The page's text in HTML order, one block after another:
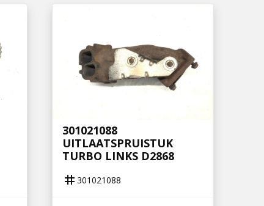
301021088
UITLAATSPRUISTUK
TURBO LINKS D2868
tag 301021088